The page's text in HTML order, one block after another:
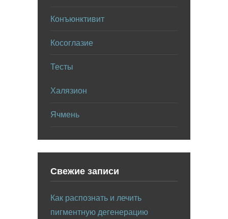
Конъюнктивит
Косоглазие
Тесты
Халязион
Ячмень
Свежие записи
Как распознать и лечить
пигментную дегенерацию